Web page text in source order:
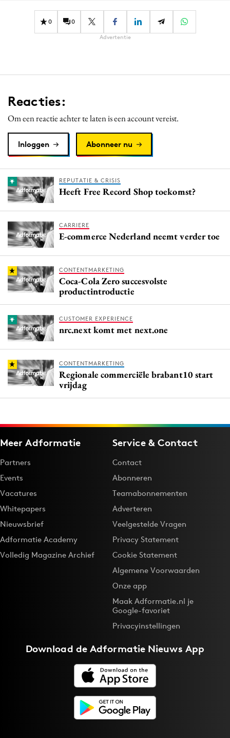
0 0
Advertentie
Reacties:
Om een reactie achter te laten is een account vereist.
Inloggen Abonneer nu
REPUTATIE & CRISIS
Heeft Free Record Shop toekomst?
CARRIERE
E-commerce Nederland neemt verder toe
CONTENTMARKETING
Coca-Cola Zero succesvolste
productintroductie
CUSTOMER EXPERIENCE
nrc.next komt met next.one
CONTENTMARKETING
Regionale commerciële brabant10 start
vrijdag
Meer Adformatie
Partners
Events
Vacatures
Whitepapers
Nieuwsbrief
Adformatie Academy
Volledig Magazine Archief
Service & Contact
Contact
Abonneren
Teamabonnementen
Adverteren
Veelgestelde Vragen
Privacy Statement
Cookie Statement
Algemene Voorwaarden
Onze app
Maak Adformatie.nl je
Google-favoriet
Privacyinstellingen
Download deAdformatie Nieuws App